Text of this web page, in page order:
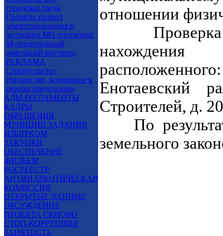
городская среда
Проекты правил
землепользования и
застройки МО поселений
Муниципальный
земельный контроль
РЕКЛАМА
Строительство
Имущество, возможное к
перераспределению
АДМ.РЕГЛАМЕНТЫ
КАДРЫ
ОБРАЩЕНИЯ
МУНИЦИП.ЗАДАНИЯ
ИЗБИРКОМ
ЗАКУПКИ
ОБЕСПЕЧЕНИЕ
ЖИЛЬЕМ
РОСРЕЕСТР
АНТИНАРКОТИЧЕСКАЯ
КОМИССИЯ
ОТКРЫТЫЕ ДАННЫЕ
ОБСУЖДЕНИЕ
ПРОЕКТА СКИОВО
СТОП-КОРРУПЦИЯ
ЗАНЯТОСТЬ
отношении
Проверка
нахождения
Енотаевский
Строителей, д.
По
земельного